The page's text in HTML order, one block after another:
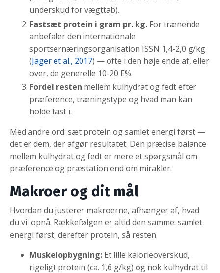
underskud for vægttab).
Fastsæt protein i gram pr. kg. For trænende
anbefaler den internationale
sportsernæringsorganisation ISSN 1,4-2,0 g/kg
(Jäger et al., 2017) — ofte i den høje ende af, eller
over, de generelle 10-20 E%.
Fordel resten mellem kulhydrat og fedt efter
præference, træningstype og hvad man kan
holde fast i.
Med andre ord: sæt protein og samlet energi først —
det er dem, der afgør resultatet. Den præcise balance
mellem kulhydrat og fedt er mere et spørgsmål om
præference og præstation end om mirakler.
Makroer og dit mål
Hvordan du justerer makroerne, afhænger af, hvad
du vil opnå. Rækkefølgen er altid den samme: samlet
energi først, derefter protein, så resten.
Muskelopbygning: Et lille kalorieoverskud,
rigeligt protein (ca. 1,6 g/kg) og nok kulhydrat til